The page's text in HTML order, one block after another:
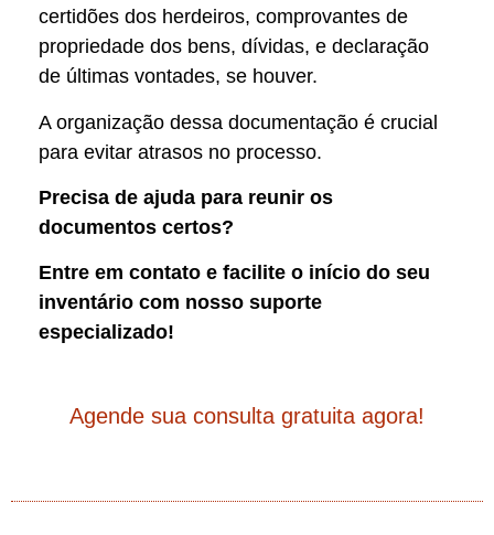
certidões dos herdeiros, comprovantes de
propriedade dos bens, dívidas, e declaração
de últimas vontades, se houver.
A organização dessa documentação é crucial
para evitar atrasos no processo.
Precisa de ajuda para reunir os
documentos certos?
Entre em contato e facilite o início do seu
inventário com nosso suporte
especializado!
Agende sua consulta gratuita agora!